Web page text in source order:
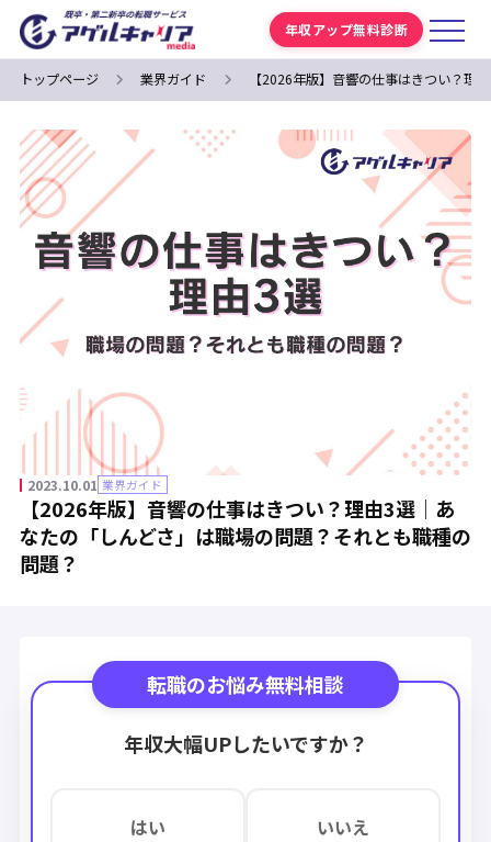
年収アップ無料診断
トップページ 業界ガイド 【2026年版】音響の仕事はきつい？理
2023.10.01 業界ガイド
【2026年版】音響の仕事はきつい？理由3選｜あ
なたの「しんどさ」は職場の問題？それとも職種の
問題？
転職のお悩み無料相談
年収大幅UPしたいですか？
はい いいえ